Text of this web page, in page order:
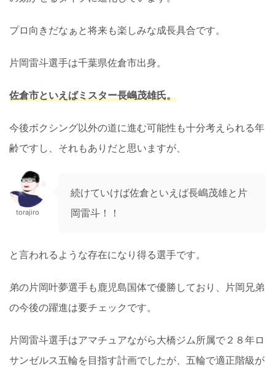
プロ向きだなぁと将来も楽しみな成長具合です。
片岡雷斗選手は千葉県佐倉市出身。
佐倉市といえばミスター長嶋茂雄氏。
今後ボクシング以外の道に進む可能性も十分考えられる年
齢ですし、それもありだと思いますが、
torajiro
続けていけば佐倉といえば長嶋茂雄と片
岡雷斗！！
と言われるような存在になり得る選手です。
弟の片岡叶夢選手も鹿児島国体で優勝しており、片岡兄弟
の今後の躍進は要チェックです。
片岡雷斗選手はアマチュアながら大橋ジム所属で２８年ロ
サンゼルス五輪を目指す計画でしたが、五輪で適正階級が